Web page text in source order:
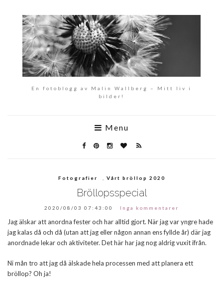
En fotoblogg av Malin Wallberg – Mitt liv i
bilder!
Menu
Fotografier Vårt bröllop 2020
Bröllopsspecial
2020/08/03 07:43:00 Inga kommentarer
Jag älskar att anordna fester och har alltid gjort. När jag var yngre hade
jag kalas då och då (utan att jag eller någon annan ens fyllde år) där jag
anordnade lekar och aktiviteter. Det här har jag nog aldrig vuxit ifrån.
Ni mån tro att jag då älskade hela processen med att planera ett
bröllop? Oh ja!